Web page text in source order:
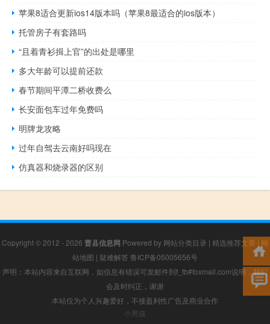
苹果8适合更新ios14版本吗（苹果8最适合的ios版本）
托管房子有套路吗
“且着青衫揖上官”的出处是哪里
多大年龄可以提前还款
春节期间平潭二桥收费么
长安面包车过年免费吗
明牌龙攻略
过年自驾去云南好吗现在
仿真器和烧录器的区别
Copyright © 2012 - 2026 曹县信息网 Powered by 网站分类目录 | 精选推荐文章 | 网
站地图 | 疑难解答 鲁ICP备05005656号
声明：本站内容来自互联网，如信息有错误可发邮件到f_fb#foxmail.com说明，我们
会及时纠正，谢谢
本站仅为个人兴趣爱好，不接盈利性广告及商业合作
小男孩